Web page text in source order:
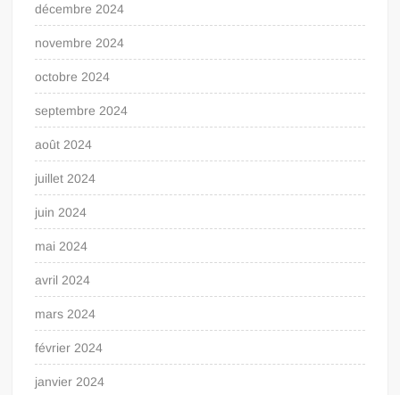
décembre 2024
novembre 2024
octobre 2024
septembre 2024
août 2024
juillet 2024
juin 2024
mai 2024
avril 2024
mars 2024
février 2024
janvier 2024